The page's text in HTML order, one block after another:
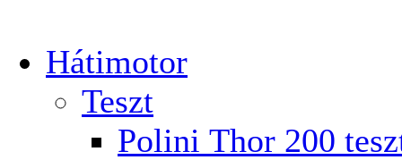
Hátimotor
Teszt
Polini Thor 200